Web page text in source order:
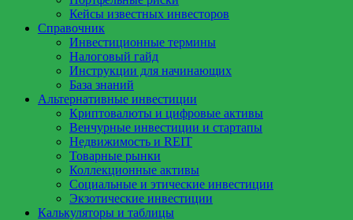
Кейсы известных инвесторов
Справочник
Инвестиционные термины
Налоговый гайд
Инструкции для начинающих
База знаний
Альтернативные инвестиции
Криптовалюты и цифровые активы
Венчурные инвестиции и стартапы
Недвижимость и REIT
Товарные рынки
Коллекционные активы
Социальные и этические инвестиции
Экзотические инвестиции
Калькуляторы и таблицы